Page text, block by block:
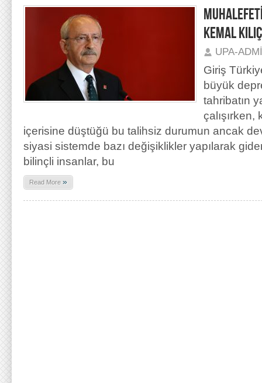
KEMAL
UPA-
Giriş
büyük
tahribatın
içerisine düştüğü bu talihsiz durumun ancak
siyasi sistemde bazı değişiklikler yapılarak
bilinçli insanlar, bu
Read More »